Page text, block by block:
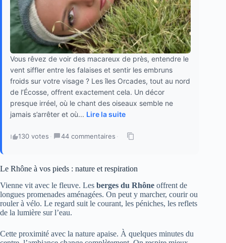
Vous rêvez de voir des macareux de près, entendre le
vent siffler entre les falaises et sentir les embruns
froids sur votre visage ? Les îles Orcades, tout au nord
de l’Écosse, offrent exactement cela. Un décor
presque irréel, où le chant des oiseaux semble ne
jamais s’arrêter et où... Lire la suite
130 votes · 44 commentaires ·
Le Rhône à vos pieds : nature et respiration
Vienne vit avec le fleuve. Les berges du Rhône offrent de
longues promenades aménagées. On peut y marcher, courir ou
rouler à vélo. Le regard suit le courant, les péniches, les reflets
de la lumière sur l’eau.
Cette proximité avec la nature apaise. À quelques minutes du